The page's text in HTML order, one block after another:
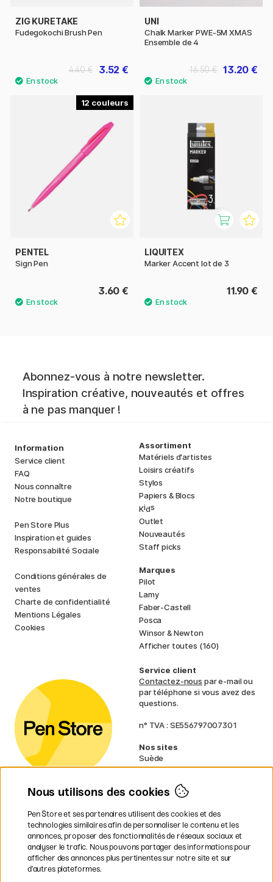
ZIG KURETAKE
Fudegokochi Brush Pen
3.52 €
4.40 €
UNI
Chalk Marker PWE-5M XMAS
Ensemble de 4
13.20 €
16.50 €
12
PENTEL
Sign Pen
3.60 €
LIQUITEX
Marker Accent lot de 3
11.90 €
Abonnez-vous à notre newsletter.
Inspiration créative, nouveautés et offres
à ne pas manquer !
Information
Service client
FAQ
Nous connaître
Notre boutique
Pen Store Plus
Inspiration et guides
Responsabilité Sociale
Conditions générales de
ventes
Charte de confidentialité
Mentions Légales
Cookies
Assortiment
Matériels d'artistes
Loisirs créatifs
Stylos
Papiers & Blocs
Kids
Outlet
Nouveautés
Staff picks
Marques
Pilot
Lamy
Faber-Castell
Posca
Winsor & Newton
Afficher toutes (160)
Service client
Contactez-nous par e-mail ou
par téléphone si vous avez des
questions.
n° TVA : SE556797007301
Nos sites
Suède
Norvège
Finlande
Irlande
Pays-Bas
Royaume-Uni
UE
Nous utilisons des cookies
Pen Store et ses partenaires utilisent des cookies et des
technologies similaires afin de personnaliser le contenu et les
annonces, proposer des fonctionnalités de réseaux sociaux et
analyser le trafic. Nous pouvons partager des informations pour
afficher des annonces plus pertinentes sur notre site et sur
d’autres plateformes.